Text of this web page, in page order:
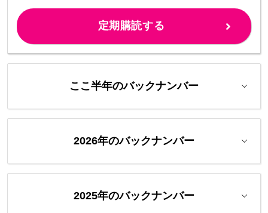
定期購読する
ここ半年のバックナンバー
2026年のバックナンバー
2025年のバックナンバー